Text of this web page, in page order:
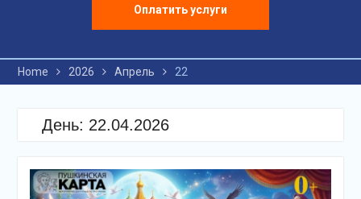
Оплатить услуги
Home 2026 Апрель 22
День: 22.04.2026